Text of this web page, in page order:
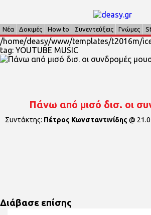
Νέα Δοκιμές How to Συνεντεύξεις Γνώμες
/home/deasy/www/templates/t2016m/
tag: YOUTUBE MUSIC
Πάνω από μισό δισ. οι
Συντάκτης: Πέτρος Κωνσταντινίδης @
Διάβασε επίσης